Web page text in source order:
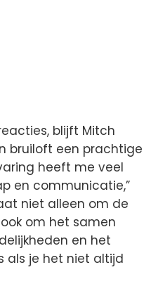
blijft Mitch
bruiloft een prachtige
heeft me veel
en communicatie,”
niet alleen om de
om het samen
en het
als je het niet altijd